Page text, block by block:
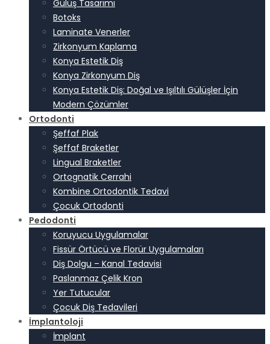
Gülüş Tasarımı
Botoks
Laminate Venerler
Zirkonyum Kaplama
Konya Estetik Diş
Konya Zirkonyum Diş
Konya Estetik Diş: Doğal ve Işıltılı Gülüşler İçin
Modern Çözümler
Ortodonti
Şeffaf Plak
Şeffaf Braketler
Lingual Braketler
Ortognatik Cerrahi
Kombine Ortodontik Tedavi
Çocuk Ortodonti
Pedodonti
Koruyucu Uygulamalar
Fissür Örtücü ve Florür Uygulamaları
Diş Dolgu – Kanal Tedavisi
Paslanmaz Çelik Kron
Yer Tutucular
Çocuk Diş Tedavileri
İmplantoloji
İmplant